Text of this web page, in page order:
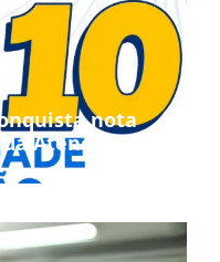
nota
Atenção